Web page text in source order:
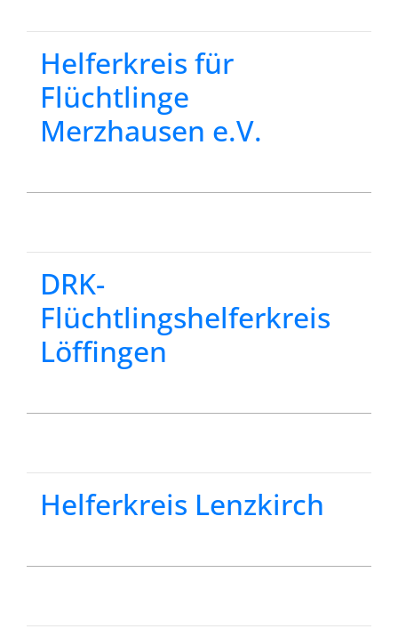
Helferkreis für
Flüchtlinge
Merzhausen e.V.
DRK-
Flüchtlingshelferkreis
Löffingen
Helferkreis Lenzkirch